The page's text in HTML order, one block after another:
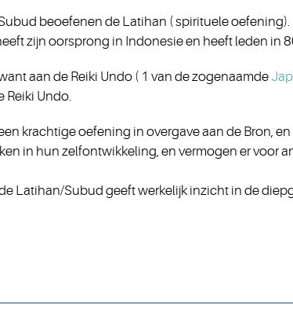
beoefenen de Latihan ( spirituele
zijn oorsprong in Indonesie en heeft leden in
aan de Reiki Undo ( 1 van de zogenaamde
Reiki Undo.
krachtige oefening in overgave aan de Bron,
in hun zelfontwikkeling, en vermogen er voor
Latihan/Subud geeft werkelijk inzicht in de